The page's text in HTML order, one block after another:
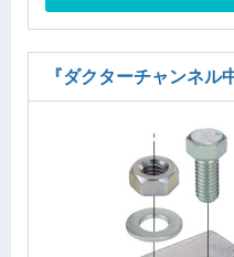
『ダクターチャンネル